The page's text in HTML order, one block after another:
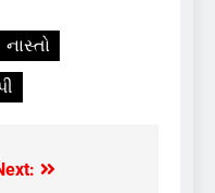
નાસ્તો